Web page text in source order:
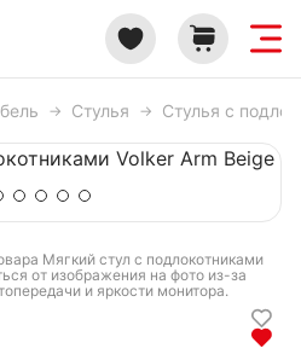
Стулья Стулья с
Мягкий стул с подлокотниками
от изображения на фото из-за
и яркости монитора.